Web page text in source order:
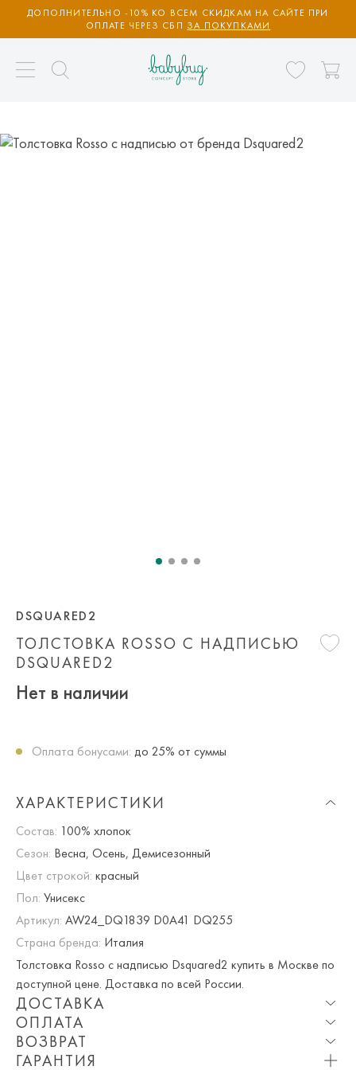
ДОПОЛНИТЕЛЬНО -10% КО ВСЕМ СКИДКАМ НА САЙТЕ ПРИ
ОПЛАТЕ ЧЕРЕЗ СБП ЗА ПОКУПКАМИ
ТОЛСТОВКА ROSSO С НАДПИСЬЮ
DSQUARED2
DSQUARED2
Нет в наличии
Оплата бонусами: до 25% от суммы
ХАРАКТЕРИСТИКИ
Состав: 100% хлопок
Сезон: Весна, Осень, Демисезонный
Цвет строкой: красный
Пол: Унисекс
Артикул: AW24_DQ1839 D0A41 DQ255
Страна бренда: Италия
Толстовка Rosso с надписью Dsquared2 купить в Москве по
доступной цене. Доставка по всей России.
ДОСТАВКА
Опция частичная доставка и примерка доступна для
Москвы и МО.
ОПЛАТА
При оплате онлайн вы получаете 10% скидку. Любые
ВОЗВРАТ
ГАРАНТИЯ